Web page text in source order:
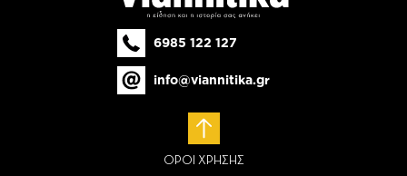
6985 122 127
info@viannitika.gr
ΟΡΟΙ ΧΡΗΣΗΣ